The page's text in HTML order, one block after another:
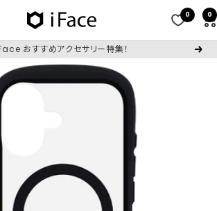
iFace
日
本
公
0 0
おすすめアクセサリー特集！
次